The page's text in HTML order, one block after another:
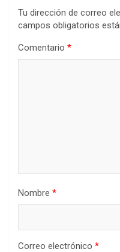
Tu dirección de correo
campos obligatorios
Comentario *
Nombre *
Correo electrónico *